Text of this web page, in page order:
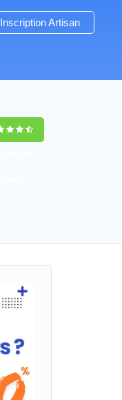
Inscription Artisan